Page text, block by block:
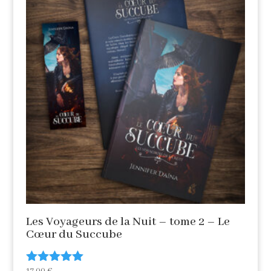
Les Voyageurs de la Nuit – tome 2 – Le
Cœur du Succube